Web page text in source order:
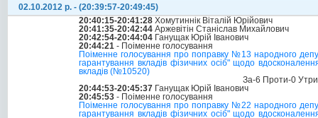
02.10.2012 р. - (20:39:57-20:49:45)
20:40:15-20:41:28 Хомутиннік Віталій Юрійович
20:41:35-20:42:44 Аржевітін Станіслав Михайлович
20:42:54-20:44:04 Ганущак Юрій Іванович
20:44:21 - Поіменне голосування
Поіменне голосування про поправку №13 народного
гарантування вкладів фізичних осіб" щодо
вкладів (№10520)
За-6 Проти-0
20:44:53-20:45:37 Ганущак Юрій Іванович
20:45:53 - Поіменне голосування
Поіменне голосування про поправку №22 народного
гарантування вкладів фізичних осіб" щодо